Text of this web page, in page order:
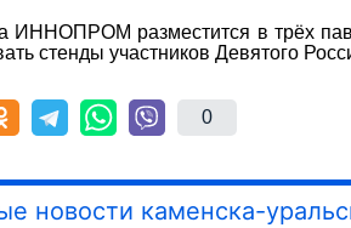
ИННОПРОМ разместится в трёх
стенды участников Девятого
0
новости каменска-